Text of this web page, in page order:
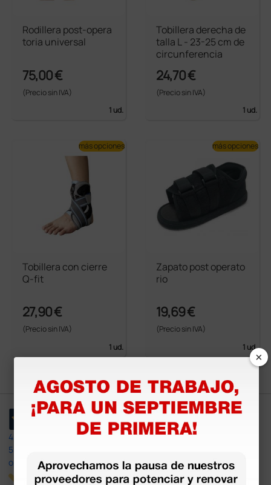
Rodillera post-opera
toria universal
75,00 €
(Precio sin IVA)
1 ud.
Tobillera derecha de
talla L - 23-25 cm de
circunferencia
24,70 €
(Precio sin IVA)
1 ud.
Tobillera con cierre
Q-fit
27,90 €
(Precio sin IVA)
1 ud.
más opciones
Zapato post operato
rio
19,69 €
(Precio sin IVA)
1 ud.
más opciones
4,4
597
opiniones
×